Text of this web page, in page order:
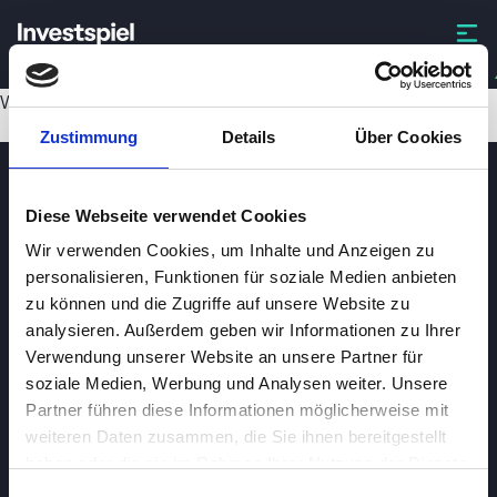
Zustimmung Details Über Cookies
Diese Webseite verwendet Cookies
Wir verwenden Cookies, um Inhalte und Anzeigen zu
personalisieren, Funktionen für soziale Medien anbieten
zu können und die Zugriffe auf unsere Website zu
analysieren. Außerdem geben wir Informationen zu Ihrer
Verwendung unserer Website an unsere Partner für
soziale Medien, Werbung und Analysen weiter. Unsere
Partner führen diese Informationen möglicherweise mit
weiteren Daten zusammen, die Sie ihnen bereitgestellt
DOCS
Wird geladen...
Investspiel
ÜberInvestspiel
Datenschutzerklärung